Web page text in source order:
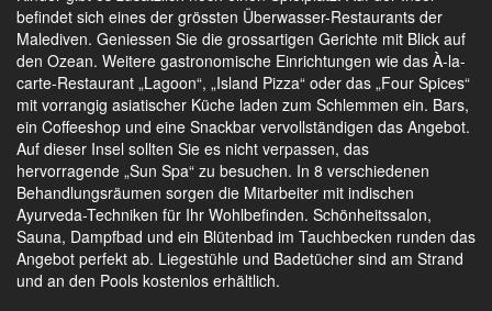
befindet sich eines der grössten Überwasser-Restaurants der
Malediven. Geniessen Sie die grossartigen Gerichte mit Blick auf
den Ozean. Weitere gastronomische Einrichtungen wie das À-la-
carte-Restaurant „Lagoon“, „Island Pizza“ oder das „Four Spices“
mit vorrangig asiatischer Küche laden zum Schlemmen ein. Bars,
ein Coffeeshop und eine Snackbar vervollständigen das Angebot.
Auf dieser Insel sollten Sie es nicht verpassen, das
hervorragende „Sun Spa“ zu besuchen. In 8 verschiedenen
Behandlungsräumen sorgen die Mitarbeiter mit indischen
Ayurveda-Techniken für Ihr Wohlbefinden. Schönheitssalon,
Sauna, Dampfbad und ein Blütenbad im Tauchbecken runden das
Angebot perfekt ab. Liegestühle und Badetücher sind am Strand
und an den Pools kostenlos erhältlich.